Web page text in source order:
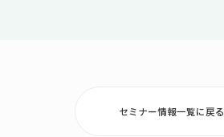
セミナー情報一覧に戻る